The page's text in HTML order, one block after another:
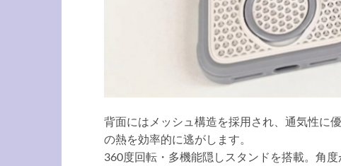
背面にはメッシュ構造を採用され、通気性に
の熱を効率的に逃がします。
360度回転・多機能隠しスタンドを搭載。角